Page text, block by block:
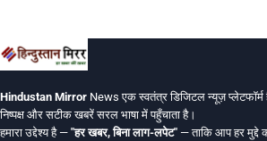
Hindustan Mirror News एक स्वतंत्र डिजिटल न्यूज़ प्लेटफॉर्म
निष्पक्ष और सटीक खबरें सरल भाषा में पहुँचाता है।
हमारा उद्देश्य है — "हर खबर, बिना लाग-लपेट" — ताकि आप हर